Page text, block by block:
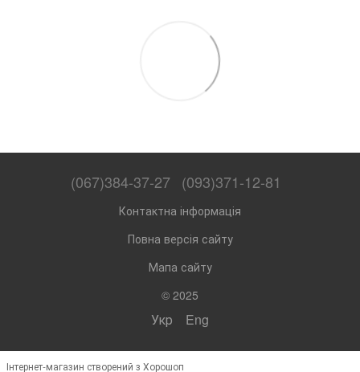
(067)384-37-27 (093)371-12-81
Контактна інформація
Повна версія сайту
Мапа сайту
© 2025
Укр Eng
Інтернет-магазин створений з Хорошоп